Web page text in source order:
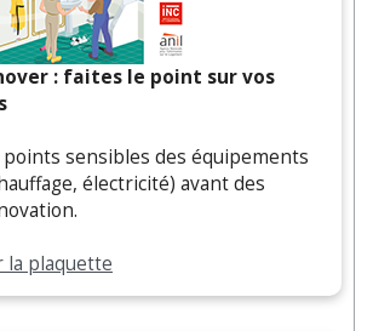
: faites le point sur vos
sensibles des équipements
électricité) avant des
la plaquette